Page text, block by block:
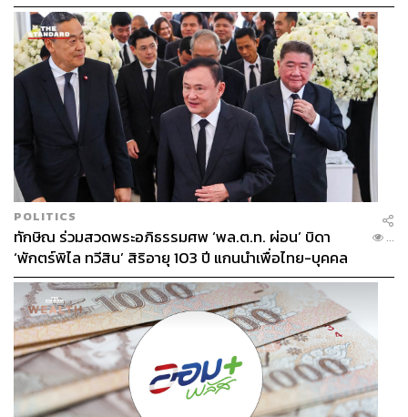
POLITICS
ทักษิณ ร่วมสวดพระอภิธรรมศพ ‘พล.ต.ท. ผ่อน’ บิดา
‘พักตร์พิไล ทวีสิน’ สิริอายุ 103 ปี แกนนำเพื่อไทย-บุคคล
หลากวงการร่วมอาลัย
...